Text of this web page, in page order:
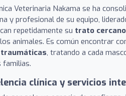
Veterinaria Nakama se ha
y profesional de su equipo,
repetidamente su trato
animales. Es común encontrar
traumáticas, tratando a cada
familias.
clínica y servicios